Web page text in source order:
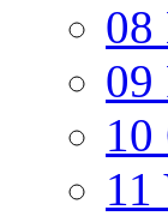
08
09
10
11